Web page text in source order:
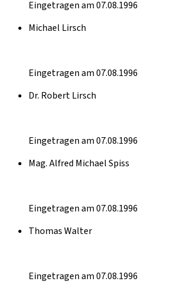
Eingetragen am 07.08.1996
Michael Lirsch
Eingetragen am 07.08.1996
Dr. Robert Lirsch
Eingetragen am 07.08.1996
Mag. Alfred Michael Spiss
Eingetragen am 07.08.1996
Thomas Walter
Eingetragen am 07.08.1996